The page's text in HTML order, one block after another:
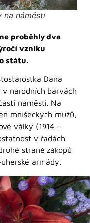
na náměstí
proběhly dva
vzniku
státu.
Dana
národních barvách
náměstí. Na
mníšeckých mužů,
války (1914 –
v řadách
straně zákopů
armády.